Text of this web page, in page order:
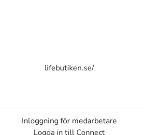
lifebutiken.se/
Inloggning för medarbetare
Logga in till Connect